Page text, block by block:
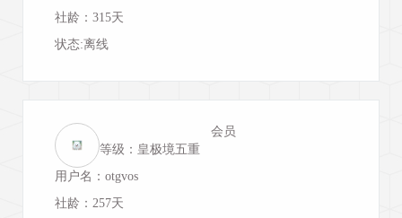
社龄：315天
状态:离线
会员
等级：皇极境五重
用户名：otgvos
社龄：257天